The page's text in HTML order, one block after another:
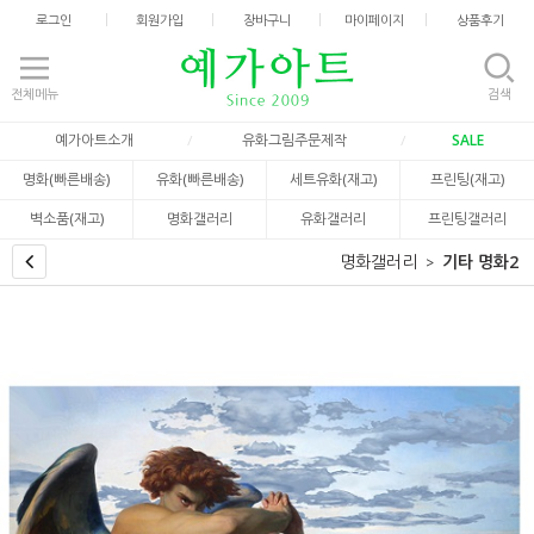
로그인 회원가입 장바구니 마이페이지 상품후기
전체메뉴 검색
예가아트소개 유화그림주문제작
SALE
명화(빠른배송)
유화(빠른배송) 세트유화(재고)
프린팅(재고)
벽소품(재고)
명화갤러리 유화갤러리 프린팅갤러리
명화갤러리 기타 명화2